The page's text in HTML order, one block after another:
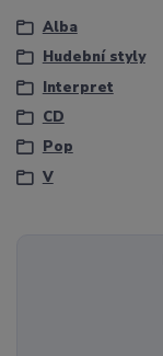
Alba
Hudební styly
Interpret
CD
Pop
V